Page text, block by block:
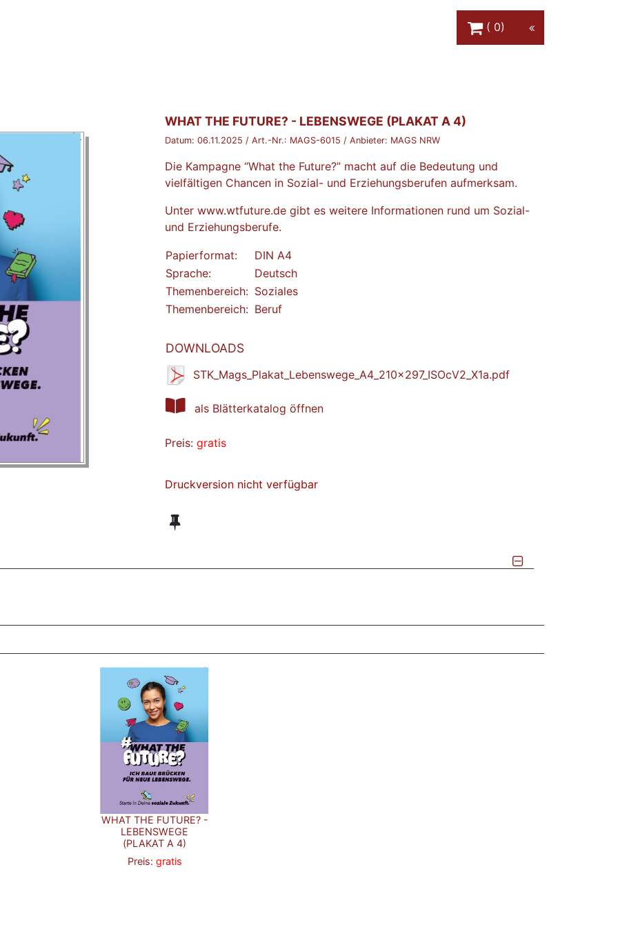
0
BROSCHÜRE:
WHAT THE FUTURE? - LEBENSWEGE (PLAKAT A 4)
Datum: 06.11.2025 / Art.-Nr.: MAGS-6015 / Anbieter: MAGS NRW
Die Kampagne “What the Future?” macht auf die Bedeutung und
vielfältigen Chancen in Sozial- und Erziehungsberufen aufmerksam.
Unter www.wtfuture.de gibt es weitere Informationen rund um Sozial-
und Erziehungsberufe.
Papierformat:
DIN A4
Sprache:
Deutsch
Themenbereich: Soziales
Themenbereich: Beruf
DOWNLOADS
STK_Mags_Plakat_Lebenswege_A4_210x297_ISOcV2_X1a.pdf
als Blätterkatalog öffnen
Preis: gratis
Druckversion nicht verfügbar
ANGESEHENE BROSCHÜREN
WHAT THE FUTURE? -
LEBENSWEGE
(PLAKAT A 4)
Preis: gratis